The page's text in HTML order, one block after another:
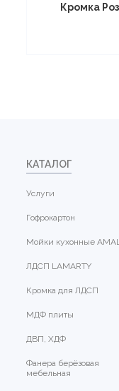
Кромка
КАТАЛОГ
Услуги
Гофрокартон
Мойки кухонные
ЛДСП LAMARTY
Кромка для ЛДСП
МДФ плиты
ДВП, ХДФ
Фанера берёзовая
мебельная